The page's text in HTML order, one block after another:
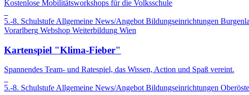
Kostenlose Mobilitätsworkshops für die Volksschule
5.-8. Schulstufe Allgemeine News/Angebot Bildungseinrichtungen
Vorarlberg Webshop Weiterbildung Wien
Kartenspiel "Klima-Fieber"
Spannendes Team- und Ratespiel, das Wissen, Action und Spaß vereint.
5.-8. SchulstufeAllgemeine News/Angebot Bildungseinrichtungen